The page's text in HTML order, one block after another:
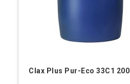
Clax Plus Pur-Eco 33C1 200l